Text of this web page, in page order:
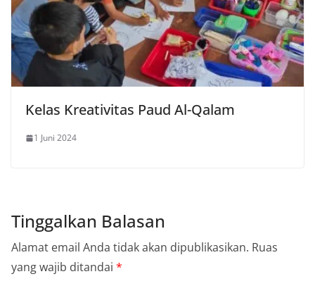
Kelas Kreativitas Paud Al-Qalam
1 Juni 2024
Tinggalkan Balasan
Alamat email Anda tidak akan dipublikasikan. Ruas
yang wajib ditandai *